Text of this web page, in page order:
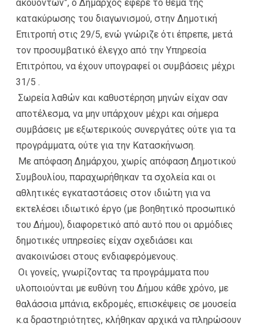
ακουόντων”, ο Δήμαρχος έφερε το θέμα της
κατακύρωσης του διαγωνισμού, στην Δημοτική
Επιτροπή στις 29/5, ενώ γνώριζε ότι έπρεπε, μετά
τον προσυμβατικό έλεγχο από την Υπηρεσία
Επιτρόπου, να έχουν υπογραφεί οι συμβάσεις μέχρι
31/5 .
Σωρεία λαθών και καθυστέρηση μηνών είχαν σαν
αποτέλεσμα, να μην υπάρχουν μέχρι και σήμερα
συμβάσεις με εξωτερικούς συνεργάτες ούτε για τα
προγράμματα, ούτε για την Κατασκήνωση.
Με απόφαση Δημάρχου, χωρίς απόφαση Δημοτικού
Συμβουλίου, παραχωρήθηκαν τα σχολεία και οι
αθλητικές εγκαταστάσεις στον ιδιώτη για να
εκτελέσει ιδιωτικό έργο (με βοηθητικό προσωπικό
του Δήμου), διαφορετικό από αυτό που οι αρμόδιες
δημοτικές υπηρεσίες είχαν σχεδιάσει και
ανακοινώσει στους ενδιαφερόμενους.
Οι γονείς, γνωρίζοντας τα προγράμματα που
υλοποιούνται με ευθύνη του Δήμου κάθε χρόνο, με
θαλάσσια μπάνια, εκδρομές, επισκέψεις σε μουσεία
κ.α δραστηριότητες, κλήθηκαν αρχικά να πληρώσουν